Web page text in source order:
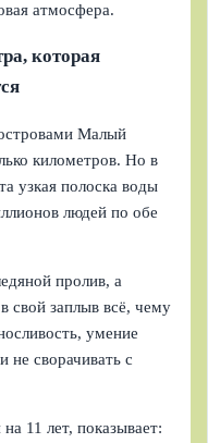
атмосфера.
которая
Малый
километров. Но в
узкая полоска воды
людей по обе
пролив, а
свой заплыв всё, чему
умение
не сворачивать с
11 лет, показывает: